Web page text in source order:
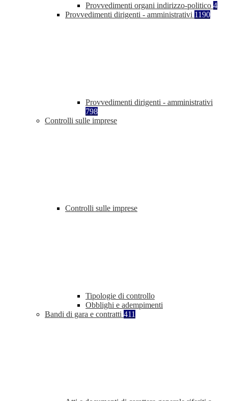
Provvedimenti organi indirizzo-politico 4
Provvedimenti dirigenti - amministrativi 1190
Provvedimenti dirigenti - amministrativi
798
Controlli sulle imprese
Controlli sulle imprese
Tipologie di controllo
Obblighi e adempimenti
Bandi di gara e contratti 411